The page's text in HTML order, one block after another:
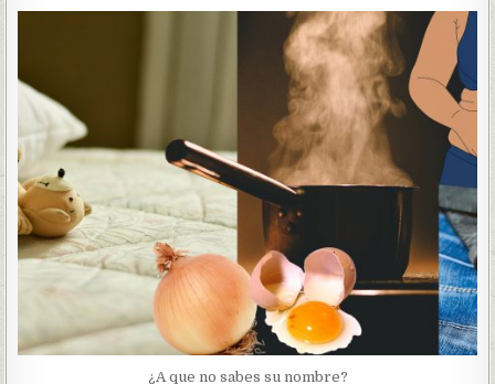
¿A que no sabes su nombre?